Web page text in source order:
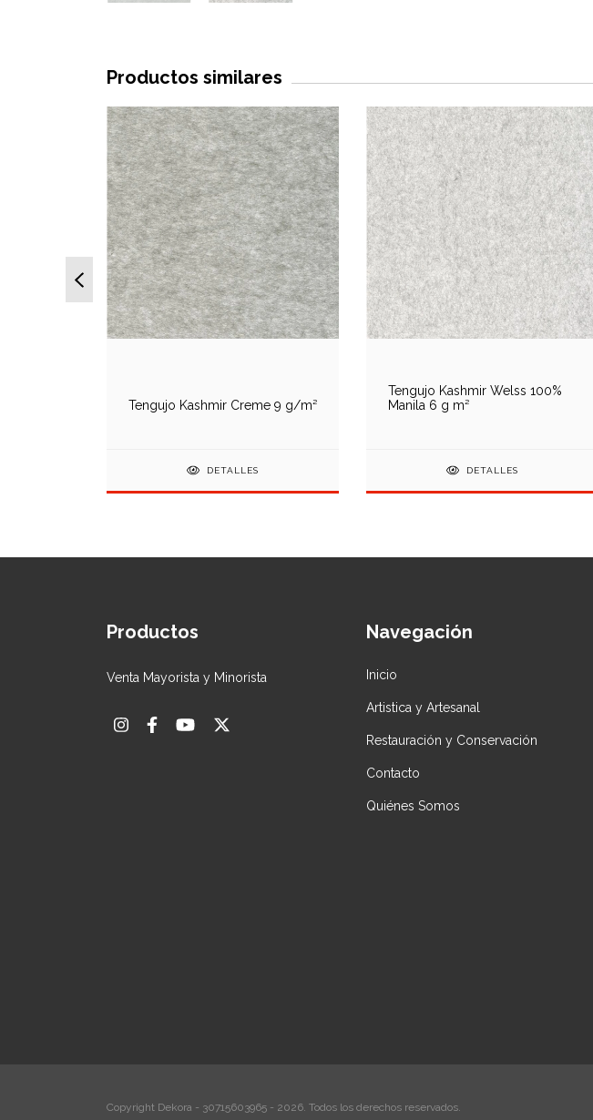
Productos similares
Tengujo Kashmir Creme 9 g/m²
DETALLES
Tengujo Kashmir Welss 100%
Manila 6 g m²
DETALLES
Productos
Venta Mayorista y Minorista
Navegación
Inicio
Artistica y Artesanal
Restauración y Conservación
Contacto
Quiénes Somos
Copyright Dekora - 30715603965 - 2026. Todos los derechos reservados.